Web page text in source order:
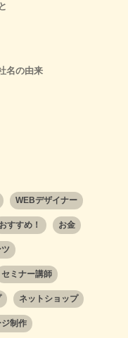
名の由来
WEBデザイナー
おすすめ！ お金
セミナー講師
ネットショップ
制作